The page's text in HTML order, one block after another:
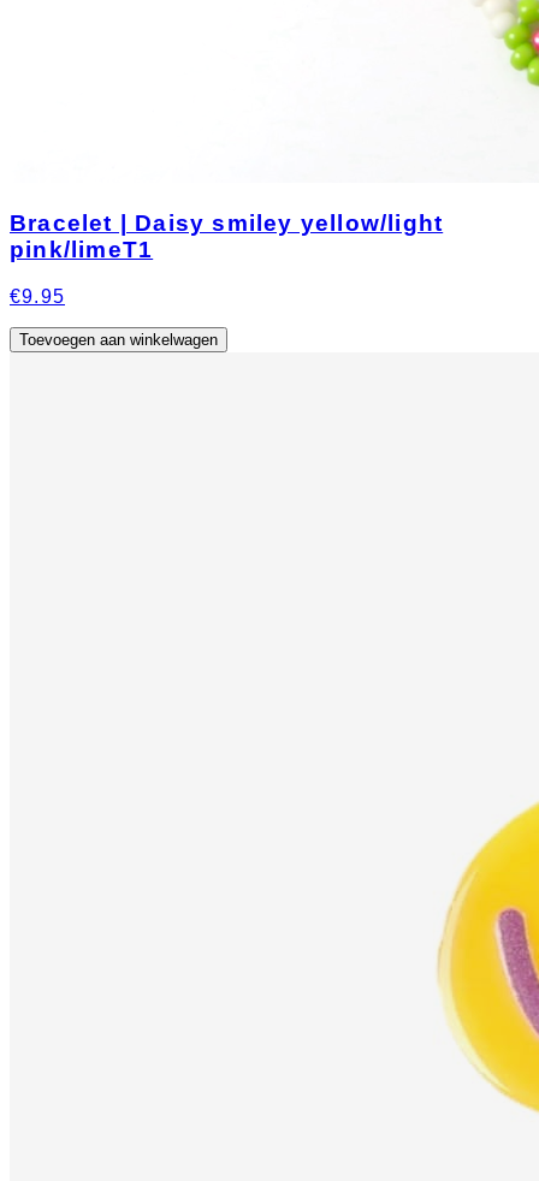
Bracelet | Daisy smiley yellow/light
pink/limeT1
€9.95
Toevoegen aan winkelwagen